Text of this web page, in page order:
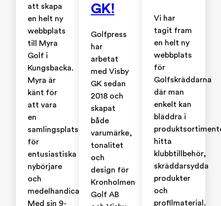
att skapa
en helt ny
webbplats
till Myra
Golf i
Kungsbacka.
Myra är
känt för
att vara
en
samlingsplats
för
entusiastiska
nybörjare
och
medelhandicappare.
Med sin 9-
GK!
Golfpress
har
arbetat
med Visby
GK sedan
2018 och
skapat
både
varumärke,
tonalitet
och
design för
Kronholmen
Golf AB
Vi har
tagit fram
en helt ny
webbplats
för
Golfskräddarna
där man
enkelt kan
bläddra i
hitta
klubbtillbehör,
skräddarsydda
produkter
och
profilmaterial.